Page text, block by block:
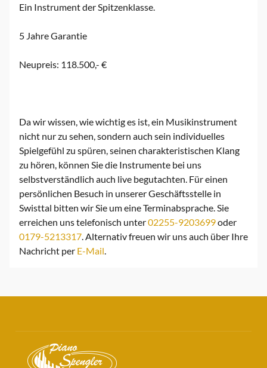
Ein Instrument der Spitzenklasse.
5 Jahre Garantie
Neupreis: 118.500,- €
Da wir wissen, wie wichtig es ist, ein Musikinstrument
nicht nur zu sehen, sondern auch sein individuelles
Spielgefühl zu spüren, seinen charakteristischen Klang
zu hören, können Sie die Instrumente bei uns
selbstverständlich auch live begutachten. Für einen
persönlichen Besuch in unserer Geschäftsstelle in
Swisttal bitten wir Sie um eine Terminabsprache. Sie
erreichen uns telefonisch unter02255-9203699oder
0179-5213317 . Alternativ freuen wir uns auch über Ihre
Nachricht per E-Mail